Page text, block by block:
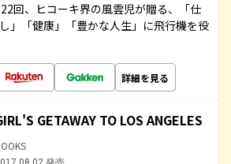
回、ヒコーキ界の風雲児が贈る、「仕
」「健康」「豊かな人生」に飛行機を役
詳細を見る
GETAWAY TO LOS ANGELES